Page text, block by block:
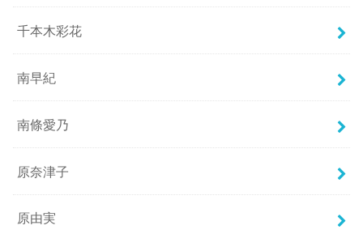
千本木彩花
南早紀
南條愛乃
原奈津子
原由実